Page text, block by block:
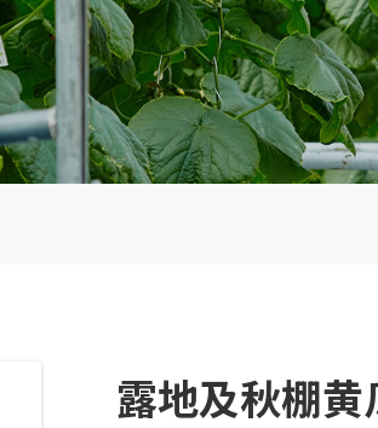
露地及秋棚